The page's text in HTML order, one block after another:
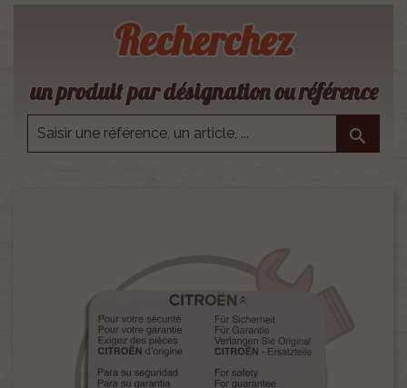
Recherchez
un produit par désignation ou référence
